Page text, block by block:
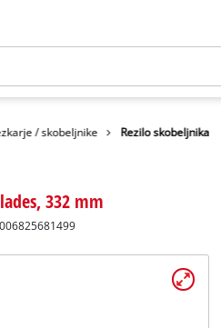
/ skobeljnike Rezilo skobeljnika
332 mm